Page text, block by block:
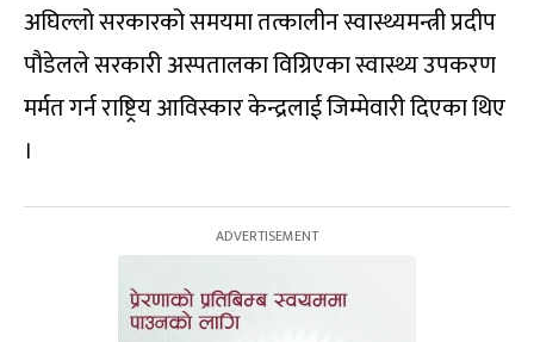
अघिल्लो सरकारको समयमा तत्कालीन स्वास्थ्यमन्त्री प्रदीप
पौडेलले सरकारी अस्पतालका विग्रिएका स्वास्थ्य उपकरण
मर्मत गर्न राष्ट्रिय आविस्कार केन्द्रलाई जिम्मेवारी दिएका थिए
।